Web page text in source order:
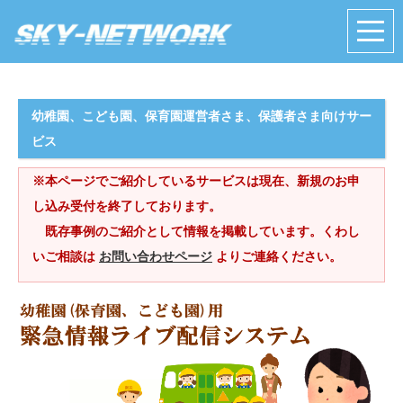
幼稚園、こども園、保育園運営者さま、保護者さま向けサー
ビス
※本ページでご紹介しているサービスは現在、新規のお申
し込み受付を終了しております。
既存事例のご紹介として情報を掲載しています。くわし
いご相談は お問い合わせページ よりご連絡ください。